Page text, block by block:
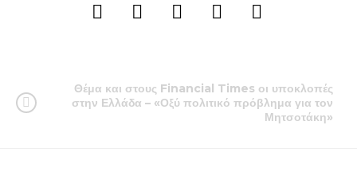
Θέμα και στους Financial Times οι υποκλοπές
στην Ελλάδα – «Οξύ πολιτικό πρόβλημα για τον
Μητσοτάκη»